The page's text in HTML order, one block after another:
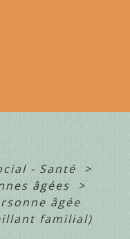
- Santé
>
âgées
>
âgée
familial)